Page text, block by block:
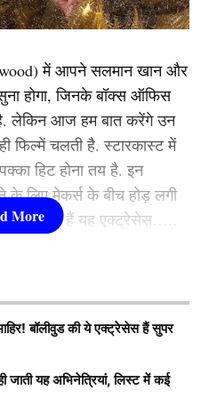
23 फरवरी को भारत और
और कई क्रिकेट पंडितों का
टीम के सलामी बल्लेबाज
धुनाई करेंगे। ऐसा इसलिए भी
जबरदस्त फॉर्म में है।
मुकाबले में गेंदबाजों की कुटाई
उनकी शतकीय पारी के दम
अवार्ड अपने नाम करेंगे।
सौंपी जिम्मेदारी
में आपने सलमान खान और
होगा, जिनके बॉक्स ऑफिस
लेकिन आज हम बात करेंगे उन
फिल्में चलती है. स्टारकास्ट में
हिट होना तय है. इन
के लिए मेकर्स के बीच होड़ लगी
कौन-कौन हैं यह एक्ट्रेसेस…..
बॉलीवुड की ये एक्ट्रेसेस हैं सुपर
जाती यह अभिनेत्रियां, लिस्ट में कई